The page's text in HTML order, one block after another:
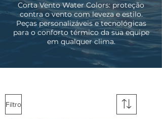
Corta Vento Water Colors: proteção
contra o vento com leveza e estilo.
Peças personalizáveis e tecnológicas
para o conforto térmico da sua equipe
em qualquer clima.
Filtro